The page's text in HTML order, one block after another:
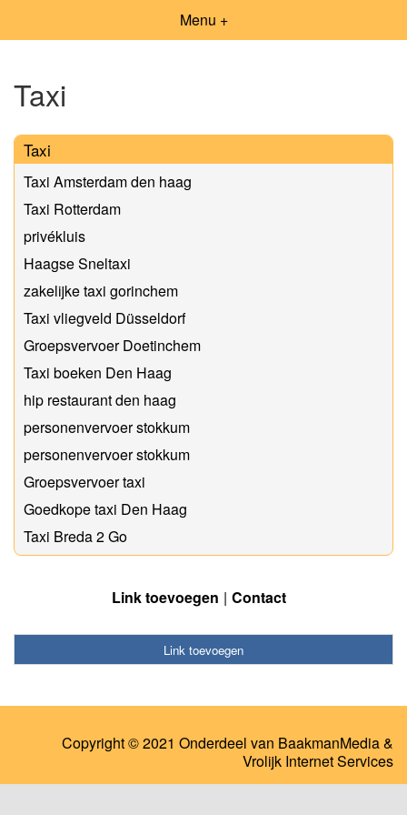
Menu +
Taxi
Taxi
Taxi Amsterdam den haag
Taxi Rotterdam
privékluis
Haagse Sneltaxi
zakelijke taxi gorinchem
Taxi vliegveld Düsseldorf
Groepsvervoer Doetinchem
Taxi boeken Den Haag
hip restaurant den haag
personenvervoer stokkum
personenvervoer stokkum
Groepsvervoer taxi
Goedkope taxi Den Haag
Taxi Breda 2 Go
Link toevoegen Contact
Link toevoegen
Copyright © 2021 Onderdeel van BaakmanMedia&
Vrolijk Internet Services